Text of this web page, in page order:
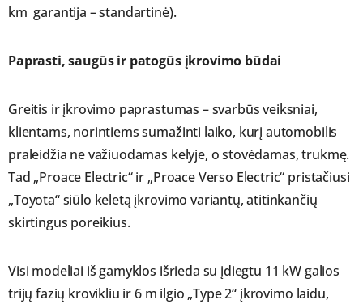
km garantija – standartinė).
Paprasti, saugūs ir patogūs įkrovimo būdai
Greitis ir įkrovimo paprastumas – svarbūs veiksniai,
klientams, norintiems sumažinti laiko, kurį automobilis
praleidžia ne važiuodamas kelyje, o stovėdamas, trukmę.
Tad „Proace Electric“ ir „Proace Verso Electric“ pristačiusi
„Toyota“ siūlo keletą įkrovimo variantų, atitinkančių
skirtingus poreikius.
Visi modeliai iš gamyklos išrieda su įdiegtu 11 kW galios
trijų fazių krovikliu ir 6 m ilgio „Type 2“ įkrovimo laidu,